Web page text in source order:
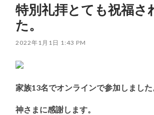
特別礼拝とても祝福さ
た。
2022年1月1日 1:43 PM
家族13名でオンラインで参加しました
神さまに感謝します。